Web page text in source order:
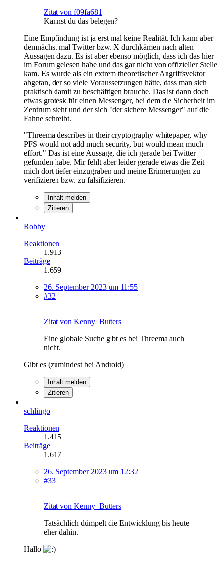
Zitat von f09fa681
Kannst du das belegen?
Eine Empfindung ist ja erst mal keine Realität. Ich kann aber
demnächst mal Twitter bzw. X durchkämen nach alten
Aussagen dazu. Es ist aber ebenso möglich, dass ich das hier
im Forum gelesen habe und das gar nicht von offizieller Stelle
kam. Es wurde als ein extrem theoretischer Angriffsvektor
abgetan, der so viele Voraussetzungen hätte, dass man sich
praktisch damit zu beschäftigen brauche. Das ist dann doch
etwas grotesk für einen Messenger, bei dem die Sicherheit im
Zentrum steht und der sich "der sichere Messenger" auf die
Fahne schreibt.
"Threema describes in their cryptography whitepaper, why
PFS would not add much security, but would mean much
effort." Das ist eine Aussage, die ich gerade bei Twitter
gefunden habe. Mir fehlt aber leider gerade etwas die Zeit
mich dort tiefer einzugraben und meine Erinnerungen zu
verifizieren bzw. zu falsifizieren.
Inhalt melden
Zitieren
Robby
Reaktionen
1.913
Beiträge
1.659
26. September 2023 um 11:55
#32
Zitat von Kenny_Butters
Eine globale Suche gibt es bei Threema auch
nicht.
Gibt es (zumindest bei Android)
Inhalt melden
Zitieren
schlingo
Reaktionen
1.415
Beiträge
1.617
26. September 2023 um 12:32
#33
Zitat von Kenny_Butters
Tatsächlich dümpelt die Entwicklung bis heute
eher dahin.
Hallo